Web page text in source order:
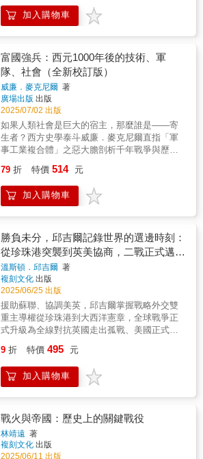
人，艾倫的書反映了他對所描述的人物和事件
有著相當程度的了解，並補充了大量對英國和
戰爭歷史，而有關該地區戰爭的英文書籍往往
缺乏這種品質。出現的敘述捕捉到了戰鬥的史
詩般的本質，士兵們在戰爭中一些最難以想像
的困難條件下互相戰鬥。考慮到他對此的重
視，雖然這本書沒有對緬甸如何融入衝突雙方
的戰略思維進行分析。然而此書的重要性卻絲
毫不減；因為，儘管在這個未被充分理解導致
經常被誤解的戰場上，還有很多東西有待了
解，但不太可能有人能夠改進艾倫對這場戰爭
的宏偉編年史。（讀者Mark）這是迄今為止我
它主要針對英國軍隊這一事實並沒有改變這一
事實。由於他們對太平洋戰爭戰區和行動的報
導如此缺乏，這一事實是一個優勢。對於關心
的任何學生或歷史學家來說，這本書是必須擁
有的。（讀者Mad Russian）如果您對二戰中
的 SEAC 感興趣，請購買一本。作者顯然對緬
甸戰役很了解。寫得很好，很容易理解，這是
一本必讀的文章。（讀者John M.
Bannerman）
讓讀者重新評估「盟友」這個詞在戰爭邏輯中
究竟意味著什麼。▎不只是打與不打，更是代
價與後果 勝利不等於代價合理，失敗也不
了主權，如果經濟瓦解、社會崩潰、文化認同
分裂，這樣的勝利還值得嗎？透過對中國與臺
灣「慘勝模擬」的詳細拆解，讀者將看見戰爭
後真正難以修復的，不是建築，而是社會的裂
縫與信任的崩塌。▎最後的選項，還剩多少和
平空間？ 作者以世界歷史上最具代表性的
調停模式與協議案例，重新思考臺海問題是否
還存在不流血的解法。那些看似遙不可及的雙
談？還是最後一道免於地獄的門？〔本書特
色〕當戰爭成為政治的延續，臺灣正處於風暴
的交會點。本書以縝密推演與歷史對照，剖析
從戰略決策、軍力部署、經濟風險到資訊戰的
全方位衝突路徑，並深入描繪臺海可能爆發衝
突的情境模擬與後果代價。這不僅是一本關於
戰爭的書，更是面對未來不確定性時，每個人
都該具備的戰略思維。
大戰、冷戰時期的軍備競賽與恐怖平衡，曾讓
人們以為，戰爭有始有終、有停戰協議與勝敗
空間、金融體系、社會認同與日常決策裡。 ▎
資訊與認知：無聲的戰爭更致命 愛沙尼亞
成為全球首個網攻戰場、俄烏衝突中的假訊息
鋪天蓋地、社群媒體點燃輿論之火、AI與演算
法暗中操控戰場判斷……這些新興現象說明，
戰爭早已不是單靠坦克與飛彈，而是靠資訊滲
透、心理操控與數據演算。讀者將重新理解：
真正的戰場，早就不是遙遠的他方，而是我們
眼前的手機與腦中的判斷。 ▎國際角力：大國
與小國的生存遊戲 當塔利班重掌阿富汗、
演代理戰爭、烏克蘭的平民化身主力，國際局
勢的複雜度已遠超你想像。書中挑戰「大國博
弈」的簡化說法，帶你看見小國如何在夾縫中
科技與太空：新的戰略疆域 天然氣變成武
器，稀土與半導體成為國家命脈，Starlink與
GPS挑戰太空主權，基因與量子科技帶來新風
險……這些話題讓人意識到，戰爭的規則已重
寫，未來勝負不僅取決於武器強度，更取決於
科技主導力與後勤掌控力。 ▎終戰的假象：人
類能否破解永戰困局？ 最終，本書直擊核
心問題：我們是否已進入一個永無休止的戰爭
化的競爭，終戰的條件將不再是舊式的和約與
構。這是人類能否共同定義未來、走向和平唯
一的關鍵。 〔本書特色〕 本書深入剖析戰爭如
何從傳統衝突演化為當代多維對抗，橫跨地緣
政治、科技競賽、資訊操控與經濟制裁。它帶
領讀者跳脫單一軍事視角，理解戰爭如何滲透
數位世界、重構國際秩序，甚至左右日常生
活。這不只是一本談論過去的書，更是一場預
加入購物車
富國強兵：西元1000年後的技術、軍
隊、社會（全新校訂版）
威廉．麥克尼爾 著
廣場出版 出版
2025/07/02 出版
如果人類社會是巨大的宿主，那麼誰是――寄
生者？西方史學泰斗威廉．麥克尼爾直指「軍
事工業複合體」之惡大膽剖析千年戰爭與歷史
起》的補述也是其名作《瘟疫與人》的姊妹篇
著名史家暨暢銷作家史景遷讚譽：「整個世界
都在威廉．麥克尼爾手中」暨南國際大學歷史
威廉．麥克尼爾教授探究了有史以來的人類歷
史，尤其著重於西元一千年後的動盪時期，並
追溯人類為何與如何步入今日所面臨的戰爭險
境。本書的核心論點是：在十一世紀之後，世
界的商業變革使軍事活動越來越受到市場力量
的驅動，而不僅僅受到政治力量的影響。「戰
爭的工業化」與「軍事工業複合體」的興起，
使得國家軍隊與為其提供武器的國防工業之間
的關係，更大規模形塑了軍備競爭與世界的樣
貌。作者在本書全面且系統地回顧了人類戰爭
以及戰爭規模的改變等各個面向，以寬廣的視
野、淵博的學識論述了「技術、軍事與人類社
會如何共存」此一重大議題。相較於作者前一
物的「微寄生」（micro-parasitism）對於人類
社會的影響；《富國強兵》論述的則是「巨寄
生」（macro-parasitism），也就是將不直接參
79 折 特價 514 元
加入購物車
勝負未分，邱吉爾記錄世界的選邊時刻：
從珍珠港突襲到英美協商，二戰正式邁入
全面對抗的決定性階段
溫斯頓．邱吉爾 著
複刻文化 出版
2025/06/25 出版
援助蘇聯、協調美英，邱吉爾掌握戰略外交雙
重主導權從珍珠港到大西洋憲章，全球戰爭正
式升級為全線對抗英國走出孤戰、美國正式參
【邱吉爾記錄從孤戰邊緣走向聯盟核心】本書
為邱吉爾經典戰時回憶錄的精簡版，內容來自
《第二次世界大戰回憶錄──德國東進》與《第
冊，而本書為下冊。不同於市面常見的分冊方
式，本書重新調整敘事節奏與結構安排，刪繁
就簡、精準保留戰略主幹，使讀者得以在有限
篇幅中掌握戰爭發展的關鍵轉折。【英國國力
9 折 特價 495 元
加入購物車
戰火與帝國：歷史上的關鍵戰役
林靖遠 著
複刻文化 出版
2025/06/11 出版